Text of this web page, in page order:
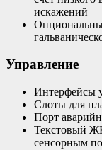
искажений
Управление
Интерфейсы
Cлоты для
Порт
Текстовый
сенсорным